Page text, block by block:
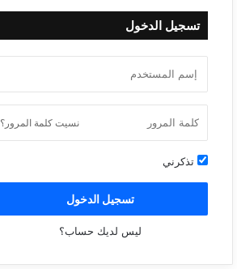
تسجيل الدخول
نسيت كلمة المرور؟
تذكرني
تسجيل الدخول
ليس لديك حساب؟